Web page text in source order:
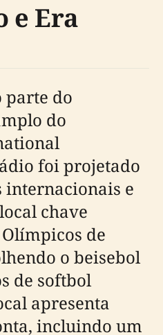
e Era
parte do
do
foi projetado
internacionais e
chave
de
o beisebol
de softbol
apresenta
incluindo um